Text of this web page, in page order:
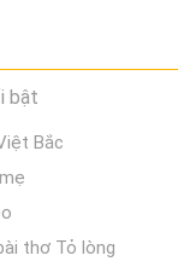
bật
Bắc
thơ Tỏ lòng